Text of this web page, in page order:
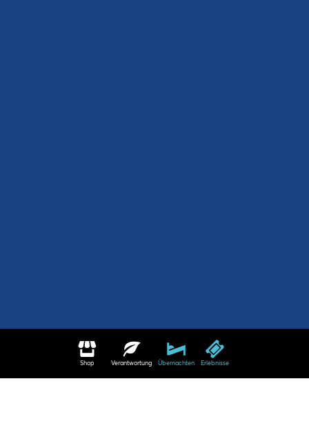
Shop Verantwortung Übernachten Erlebnisse